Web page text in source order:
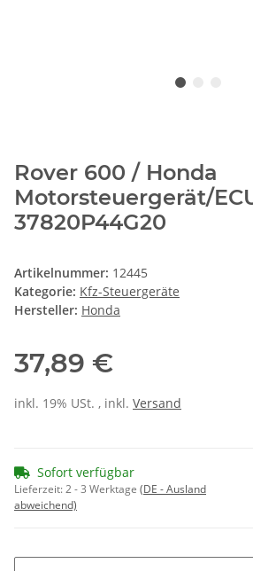
Rover 600 / Honda
Motorsteuergerät/
37820P44G20
Artikelnummer: 12445
Kategorie: Kfz-Steuergeräte
Hersteller: Honda
37,89 €
inkl. 19% USt. , inkl. Versand
Sofort verfügbar
Lieferzeit:2 - 3 Werktage (DE - Ausland
abweichend)